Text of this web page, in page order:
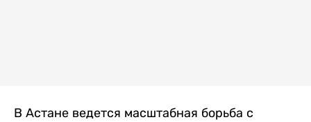
В Астане ведется масштабная борьба с